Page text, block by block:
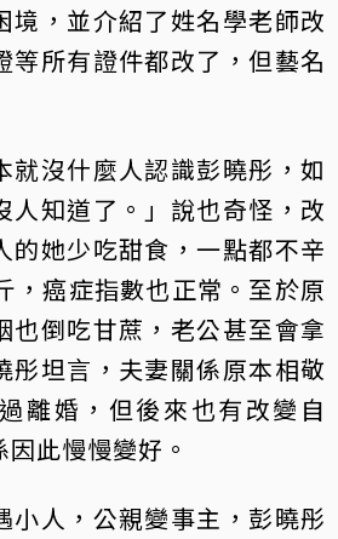
境，並介紹了姓名學老師改
等所有證件都改了，但藝名
就沒什麼人認識彭曉彤，如
人知道了。」說也奇怪，改
的她少吃甜食，一點都不辛
，癌症指數也正常。至於原
也倒吃甘蔗，老公甚至會拿
彤坦言，夫妻關係原本相敬
離婚，但後來也有改變自
此慢慢變好。
小人，公親變事主，彭曉彤